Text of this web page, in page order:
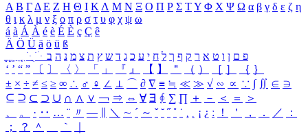
Α Β ΓΔ Ε Ζ Η Θ Ι ΚΛ Μ Ν Ξ Ο Π Ρ Σ ΤΥ Φ Χ Ψ Ω α β γ δ ε ζ η
θ ι κ λ μ ν ξ ο π ρ σ τ υ φ χ ψ ω
á à Á À é è É È ç Ç ê
Ä Ö Ü ä ö ü ß
ִֶֹ ֻּ ׁׂ פ ם ן ו ט א ר ק ף ך ל ח י ע כ ג ד ש ץ ת צ מ נ ה ב
‘ ’ “ ” 〔 〕 〈 〉 「 」 『 』 【 】 ＂ （ ） ［ ］ ｛ ｝
± × ÷ ≠ ≤ ≥ ∞ ∴ ♂ ♀ ∠ ⊥ ⌒ ∂ ∇ ≡ ≒ ≪ ≫ √ ∽ ∝ ∵ ∫ ∬ ∈ ∋
⊆ ⊇ ⊂ ⊃ ∪ ∩ ∧ ∨ ￢ ⇒ ⇔ ∀ ∃ ∮ ∑ ∏ ＋ － ＜ ＝
＞
、
。 · ‥ … ¨ 〃 ― ＼ ∼ ´ ～ ˇ ˘ ˝ ˚ ˙ ¸ ¡ ¿ ː ！ ＇ ， ． ／
：
；
？ ＾ ｀